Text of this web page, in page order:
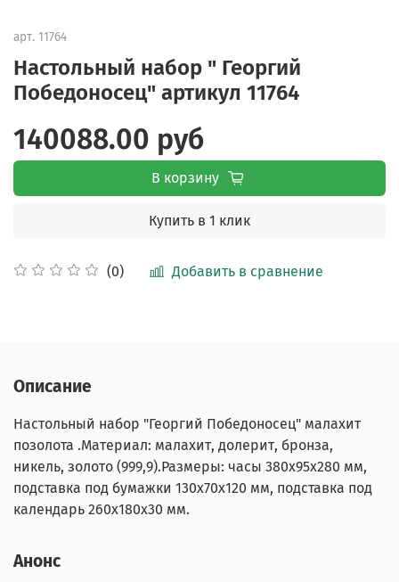
арт. 11764
Настольный набор " Георгий
Победоносец" артикул 11764
(0) Добавить в сравнение
140088.00 руб
В корзину
Купить в 1 клик
Описание
Настольный набор "Георгий Победоносец" малахит
позолота .Материал: малахит, долерит, бронза,
никель, золото (999,9).Размеры: часы 380х95х280 мм,
подставка под бумажки 130х70х120 мм, подставка под
календарь 260х180х30 мм.
Анонс